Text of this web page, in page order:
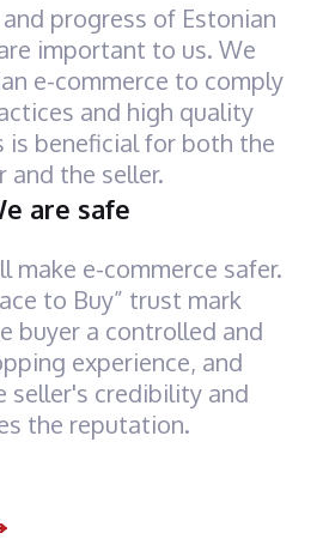
progress of Estonian
important to us. We
e-commerce to comply
and high quality
is beneficial for both the
and the seller.
are safe
make e-commerce safer.
to Buy” trust mark
buyer a controlled and
experience, and
seller's credibility and
the reputation.